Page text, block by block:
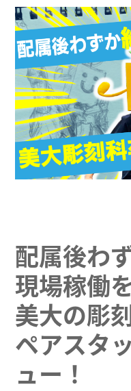
配属後わ
現場稼働
美大の彫
ペアスタ
ュー！